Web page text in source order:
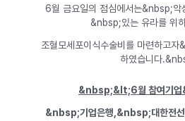
6월 금요일의 점심에서는&nbsp;악
&nbsp;있는 유라를 위
조혈모세포이식수술비를 마련하고
하였습니다
&nbsp;&lt;6월 참여기
&nbsp;기업은행,&nbsp;대한전선,